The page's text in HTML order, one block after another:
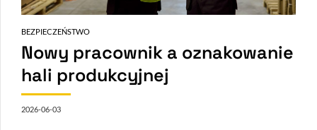
BEZPIECZEŃSTWO
Nowy pracownik a oznakowanie
hali produkcyjnej
2026-06-03